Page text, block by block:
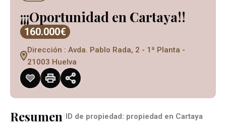
¡¡¡Oportunidad en Cartaya!!
160.000€
Dirección : Avda. Pablo Rada, 2 - 1ª Planta -
21003 Huelva
Resumen ID de propiedad: propiedad en Cartaya